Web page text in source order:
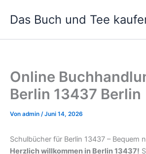
InhaltDas Buch und Tee
Online
Berlin 13437 Berlin
Von admin /Juni 14, 2026
Schulbücher für Berlin 13437 – Bequem
Herzlich willkommen in Berlin 13437!